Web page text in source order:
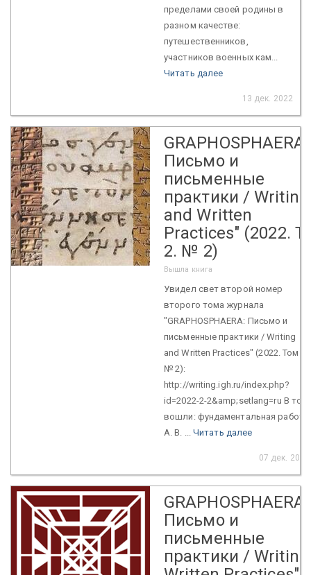
пределами своей родины в
разном качестве:
путешественников,
участников военных кам...
Читать далее
13 дек. 2022
GRAPHOSPHAERA:
Письмо и
письменные
практики / Writing
and Written
Practices" (2022. Т.
2. № 2)
Вышла книга
Увидел свет второй номер
второго тома журнала
"GRAPHOSPHAERA: Письмо и
письменные практики / Writing
and Written Practices" (2022. Том 2.
№ 2):
http://writing.igh.ru/index.php?
id=2022-2-2&amp;setlang=ru В том
вошли: фундаментальная работа
А. В. ... Читать далее
07 дек. 2022
GRAPHOSPHAERA:
Письмо и
письменные
практики /